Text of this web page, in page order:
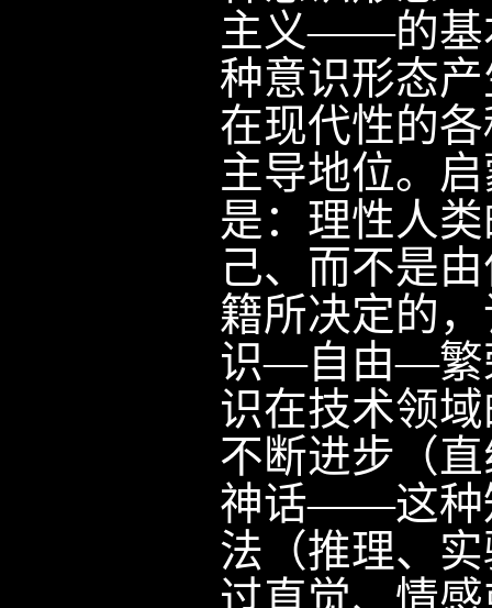
主义——的基
种意识形态
在现代性的
主导地位。
是：理性人
己、而不是
籍所决定的
识—自由—繁
识在技术领
不断进步（
神话——这种
法（推理、